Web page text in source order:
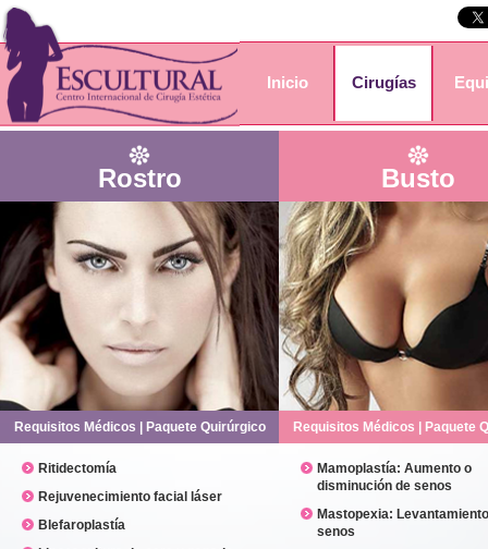
Inicio Cirugías
Rostro Busto
Requisitos Médicos Paquete Quirúrgico Requisitos Médicos Paquete
Ritidectomía
Rejuvenecimiento facial láser
Blefaroplastía
Mamoplastía: Aumento o
disminución de senos
Mastopexia:
senos